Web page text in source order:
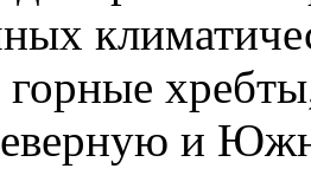
горные
и